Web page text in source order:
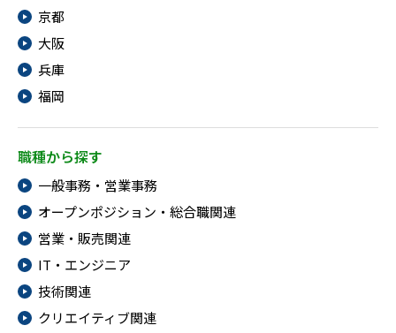
京都
大阪
兵庫
福岡
職種から探す
一般事務・営業事務
オープンポジション・総合職関連
営業・販売関連
IT・エンジニア
技術関連
クリエイティブ関連